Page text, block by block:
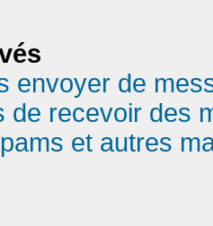
envoyer de
de recevoir des
et autres